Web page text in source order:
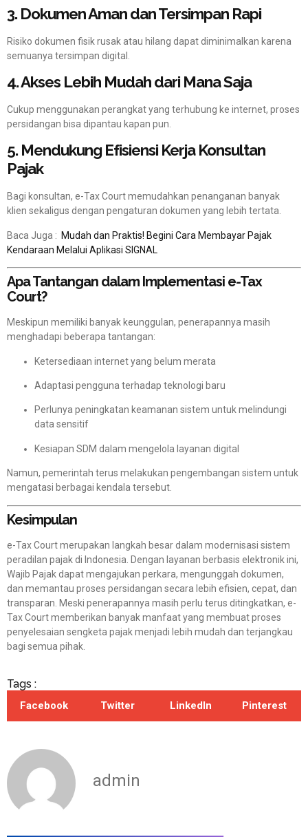
3. Dokumen Aman dan Tersimpan Rapi
Risiko dokumen fisik rusak atau hilang dapat diminimalkan karena
semuanya tersimpan digital.
4. Akses Lebih Mudah dari Mana Saja
Cukup menggunakan perangkat yang terhubung ke internet, proses
persidangan bisa dipantau kapan pun.
5. Mendukung Efisiensi Kerja Konsultan
Pajak
Bagi konsultan, e-Tax Court memudahkan penanganan banyak
klien sekaligus dengan pengaturan dokumen yang lebih tertata.
Baca Juga : Mudah dan Praktis! Begini Cara Membayar Pajak
Kendaraan Melalui Aplikasi SIGNAL
Apa Tantangan dalam Implementasi e-Tax
Court?
Meskipun memiliki banyak keunggulan, penerapannya masih
menghadapi beberapa tantangan:
Ketersediaan internet yang belum merata
Adaptasi pengguna terhadap teknologi baru
Perlunya peningkatan keamanan sistem untuk melindungi
data sensitif
Kesiapan SDM dalam mengelola layanan digital
Namun, pemerintah terus melakukan pengembangan sistem untuk
mengatasi berbagai kendala tersebut.
Kesimpulan
e-Tax Court merupakan langkah besar dalam modernisasi sistem
peradilan pajak di Indonesia. Dengan layanan berbasis elektronik ini,
Wajib Pajak dapat mengajukan perkara, mengunggah dokumen,
dan memantau proses persidangan secara lebih efisien, cepat, dan
transparan. Meski penerapannya masih perlu terus ditingkatkan, e-
Tax Court memberikan banyak manfaat yang membuat proses
penyelesaian sengketa pajak menjadi lebih mudah dan terjangkau
bagi semua pihak.
Tags :
Facebook Twitter LinkedIn Pinterest
admin